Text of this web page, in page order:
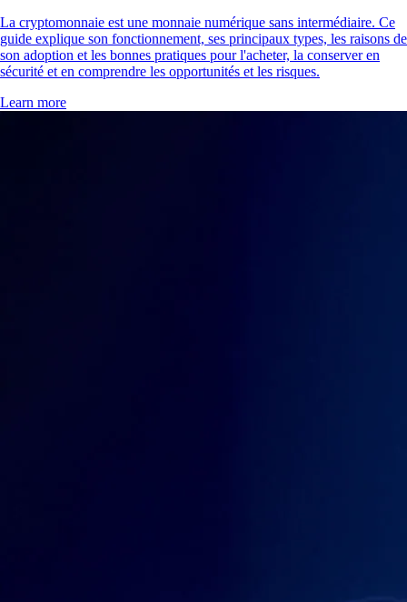
La cryptomonnaie est une monnaie numérique sans intermédiaire. Ce
guide explique son fonctionnement, ses principaux types, les raisons de
son adoption et les bonnes pratiques pour l'acheter, la conserver en
sécurité et en comprendre les opportunités et les risques.
Learn more